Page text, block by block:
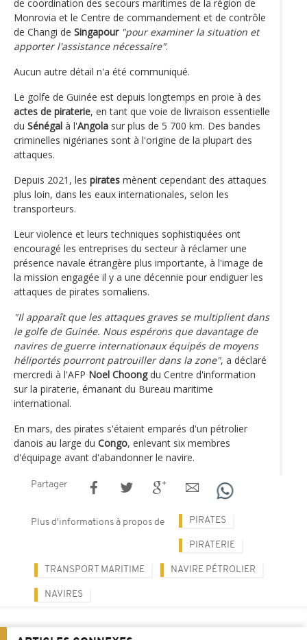
de coordination des secours maritimes de la région de
Monrovia et le Centre de commandement et de contrôle
de Changi de Singapour "pour examiner la situation et
apporter l'assistance nécessaire".
Aucun autre détail n'a été communiqué.
Le golfe de Guinée est depuis longtemps en proie à des
actes de piraterie, en tant que voie de livraison essentielle
du Sénégal à l'Angola sur plus de 5 700 km. Des bandes
criminelles nigérianes sont à l'origine de la plupart des
attaques.
Depuis 2021, les pirates mènent cependant des attaques
plus loin, dans les eaux internationales, selon les
transporteurs.
Leur violence et leurs techniques sophistiquées ont
encouragé les entreprises du secteur à réclamer une
présence navale étrangère plus importante, à l'image de
la mission engagée il y a une décennie pour endiguer les
attaques de pirates somaliens.
"Il apparaît que les attaques graves se multiplient dans
le golfe de Guinée. Nous espérons que davantage de
navires de guerre internationaux équipés de moyens
héliportés pourront patrouiller dans la zone", a déclaré
mercredi à l'AFP Noel Choongdu Centre d'information
sur la piraterie, émanant du Bureau maritime
international.
En mars, des pirates s'étaient emparés d'un pétrolier
danois au large du Congo, enlevant six membres
d'équipage avant d'abandonner le navire.
Partager
Plus d'informations à propos de PIRATES
PIRATERIE
TRANSPORT MARITIME NAVIRE PÉTROLIER
NAVIRES